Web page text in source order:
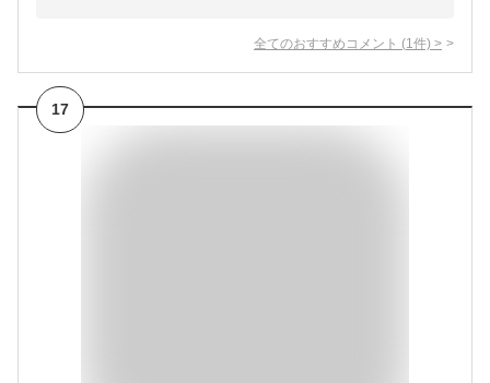
全てのおすすめコメント (1 件) >
17